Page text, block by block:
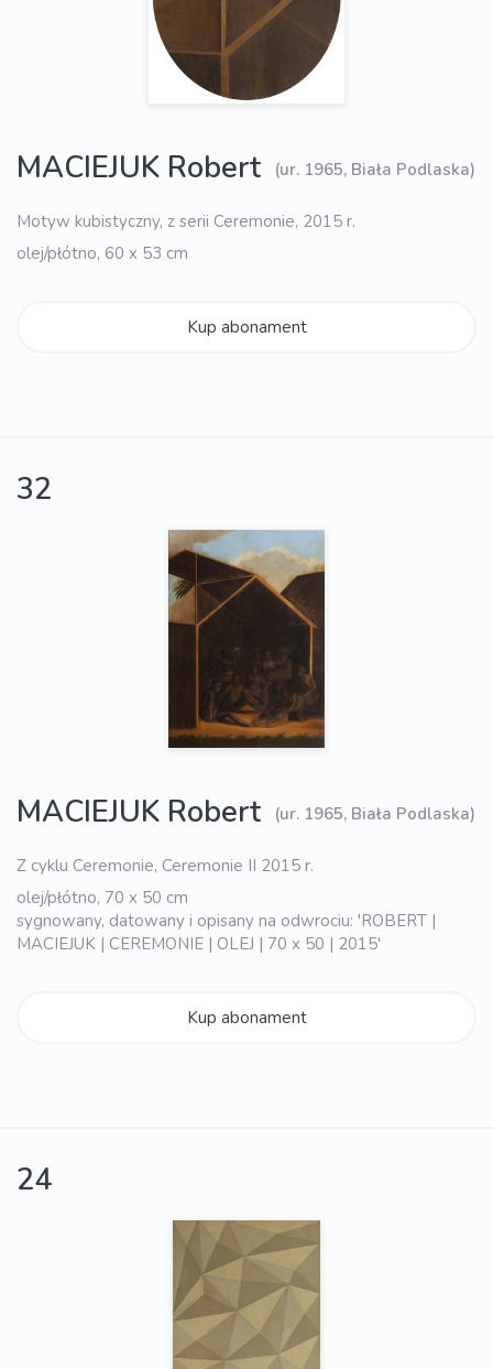
MACIEJUK Robert (ur. 1965, Biała Podlaska)
Motyw kubistyczny, z serii Ceremonie, 2015 r.
olej/płótno, 60 x 53 cm
Kup abonament
32
MACIEJUK Robert (ur. 1965, Biała Podlaska)
Z cyklu Ceremonie, Ceremonie II 2015 r.
olej/płótno, 70 x 50 cm
sygnowany, datowany i opisany na odwrociu: 'ROBERT |
MACIEJUK | CEREMONIE | OLEJ | 70 x 50 | 2015'
Kup abonament
24